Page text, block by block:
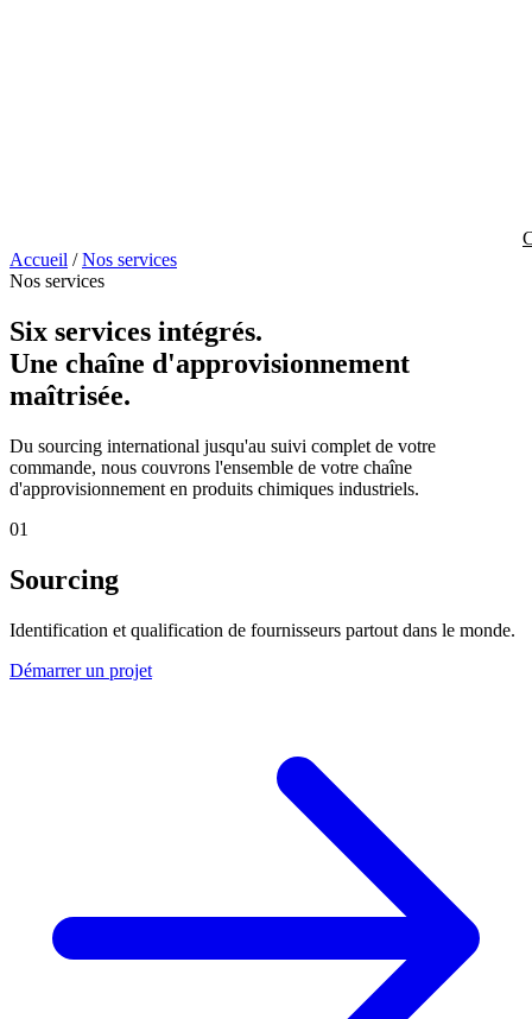
Accueil / Nos services
Nos services
Six services intégrés.
Une chaîne d'approvisionnement
maîtrisée.
Du sourcing international jusqu'au suivi complet de votre
commande, nous couvrons l'ensemble de votre chaîne
d'approvisionnement en produits chimiques industriels.
01
Sourcing
Identification et qualification de fournisseurs partout dans le monde.
Démarrer un projet